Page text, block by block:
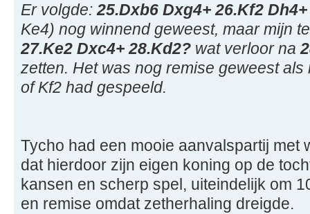
Er volgde:25.Dxb6 Dxg4+ 26.Kf2 Dh4+
Ke4) nog winnend geweest, maar mijn
27.Ke2 Dxc4+ 28.Kd2? wat verloor na
zetten. Het was nog remise geweest
of Kf2 had gespeeld.
Tycho had een mooie aanvalspartij met
dat hierdoor zijn eigen koning op de
kansen en scherp spel, uiteindelijk om
en remise omdat zetherhaling dreigde.